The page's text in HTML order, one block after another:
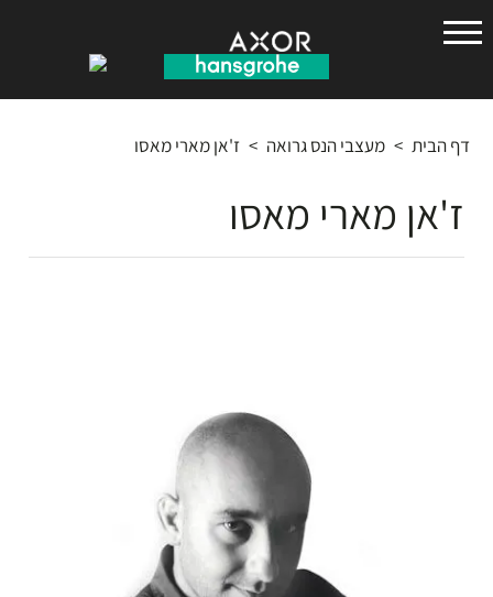
גרואה
דף הבית > מעצבי הנס גרואה > ז'אן מארי מאסו
ז'אן מארי מאסו